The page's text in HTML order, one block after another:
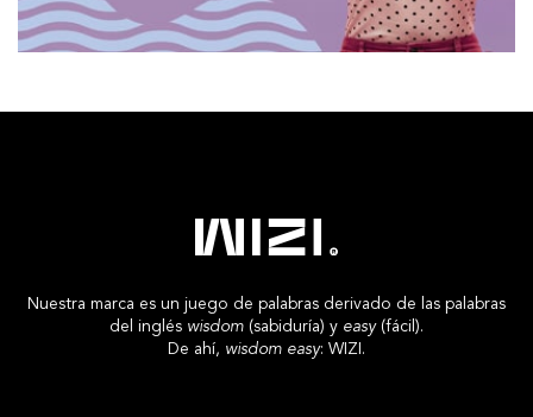
Nuestra marca es un juego de palabras derivado de las palabras
del inglés wisdom (sabiduría) y easy(fácil).
De ahí, wisdom easy: WIZI.